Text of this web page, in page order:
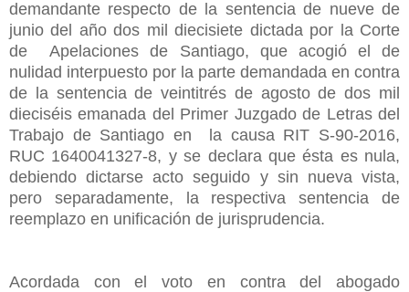
demandante respecto de la sentencia de nueve de
junio del año dos mil diecisiete dictada por la Corte
de Apelaciones de Santiago, que acogió el de
nulidad interpuesto por la parte demandada en contra
de la sentencia de veintitrés de agosto de dos mil
dieciséis emanada del Primer Juzgado de Letras del
Trabajo de Santiago en la causa RIT S-90-2016,
RUC 1640041327-8, y se declara que ésta es nula,
debiendo dictarse acto seguido y sin nueva vista,
pero separadamente, la respectiva sentencia de
reemplazo en unificación de jurisprudencia.
Acordada con el voto en contra del abogado